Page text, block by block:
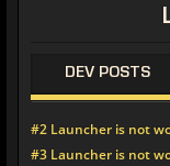
DEV POSTS
#2 Launcher is not
#3 Launcher is not